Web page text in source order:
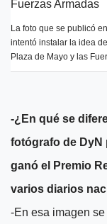
La foto que se publicó
intentó instalar la idea
Plaza de Mayo y las
-¿En qué se
fotógrafo de DyN
ganó el Premio
varios diarios
-En esa imagen